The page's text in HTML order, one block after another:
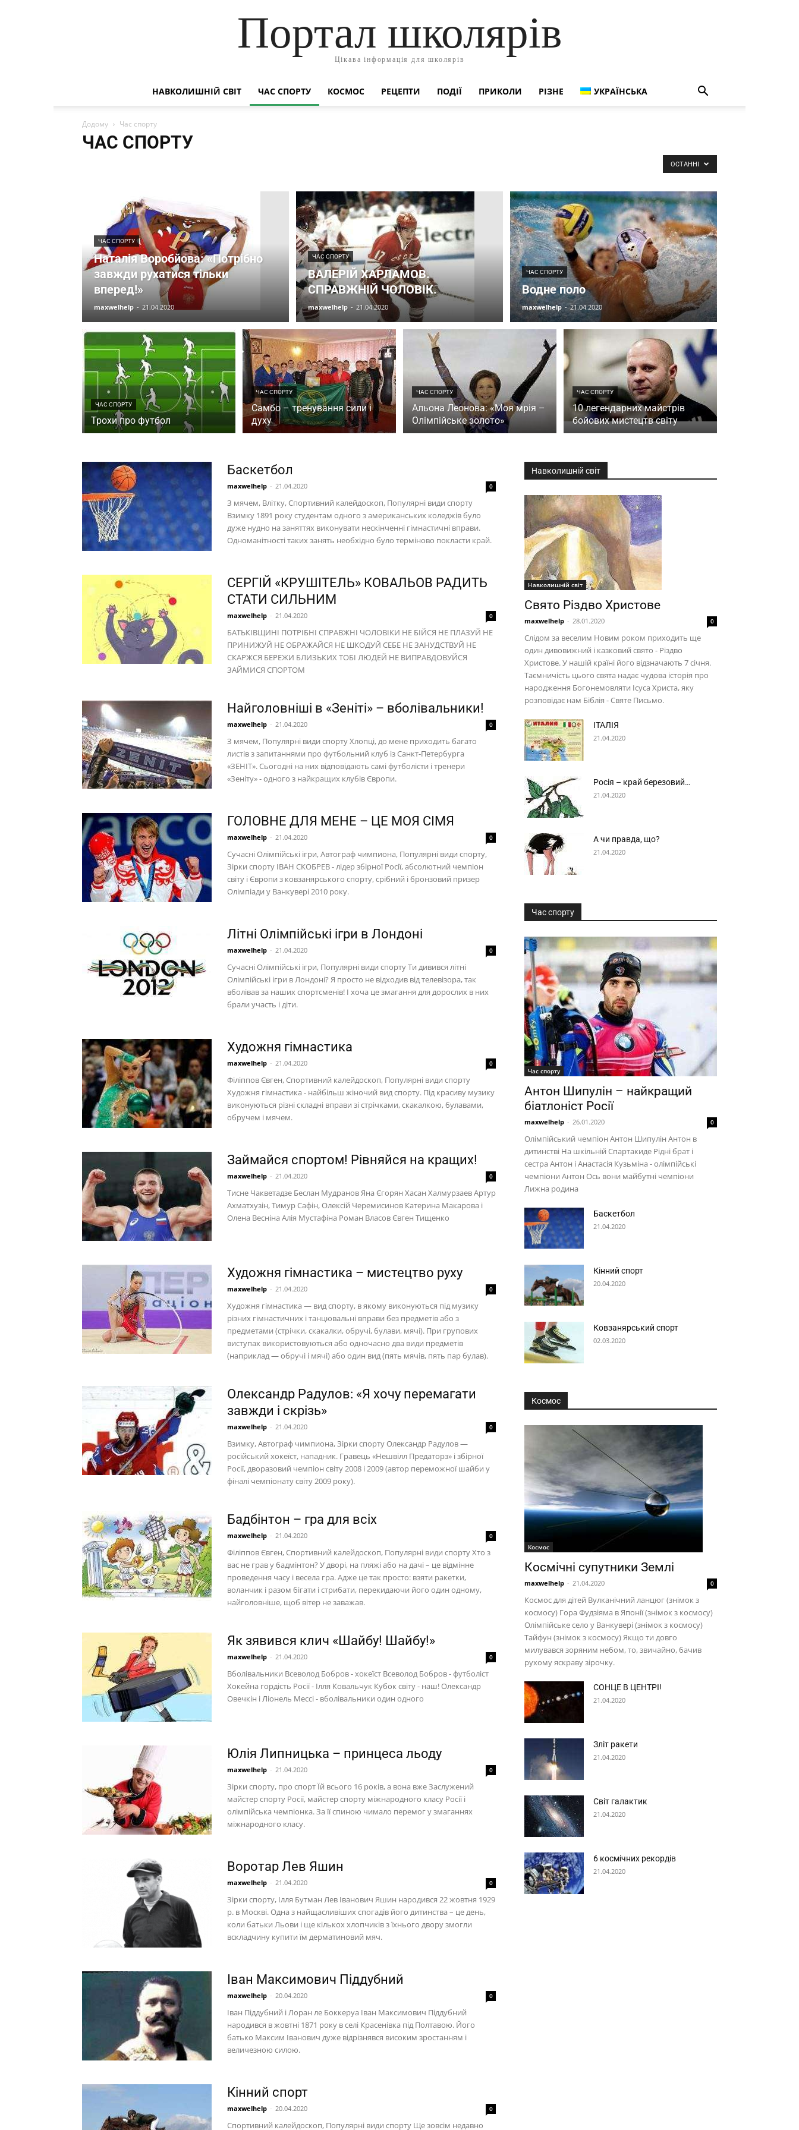
Портал школярів
Цікава інформація для школярів
НАВКОЛИШНІЙ СВІТ ЧАС СПОРТУ КОСМОС РЕЦЕПТИ ПОДІЇ ПРИКОЛИ РІЗНЕ УКРАЇНСЬКА
Додому Час спорту
ЧАС СПОРТУ
ОСТАННІ
ЧАС СПОРТУ
Наталія Воробйова: «Потрібно
завжди рухатися тільки
вперед!»
maxwelhelp - 21.04.2020
ЧАС СПОРТУ
ВАЛЕРІЙ ХАРЛАМОВ.
СПРАВЖНІЙ ЧОЛОВІК.
maxwelhelp - 21.04.2020
ЧАС СПОРТУ
Водне поло
maxwelhelp - 21.04.2020
ЧАС СПОРТУ
Трохи про футбол
ЧАС СПОРТУ
Самбо – тренування сили і
духу
ЧАС СПОРТУ
Альона Леонова: «Моя мрія –
Олімпійське золото»
ЧАС СПОРТУ
10 легендарних майстрів
бойових мистецтв світу
Баскетбол
maxwelhelp - 21.04.2020 0
З мячем, Влітку, Спортивний калейдоскоп, Популярні види спорту
Взимку 1891 року студентам одного з американських коледжів було
дуже нудно на заняттях виконувати нескінченні гімнастичні вправи.
Одноманітності таких занять необхідно було терміново покласти край.
СЕРГІЙ «КРУШІТЕЛЬ» КОВАЛЬОВ РАДИТЬ
СТАТИ СИЛЬНИМ
maxwelhelp - 21.04.2020 0
БАТЬКІВЩИНІ ПОТРІБНІ СПРАВЖНІ ЧОЛОВІКИ НЕ БІЙСЯ НЕ ПЛАЗУЙ НЕ
ПРИНИЖУЙ НЕ ОБРАЖАЙСЯ НЕ ШКОДУЙ СЕБЕ НЕ ЗАНУДСТВУЙ НЕ
СКАРЖСЯ БЕРЕЖИ БЛИЗЬКИХ ТОБІ ЛЮДЕЙ НЕ ВИПРАВДОВУЙСЯ
ЗАЙМИСЯ СПОРТОМ
Найголовніші в «Зеніті» – вболівальники!
maxwelhelp - 21.04.2020 0
З мячем, Популярні види спорту Хлопці, до мене приходить багато
листів з запитаннями про футбольний клуб із Санкт-Петербурга
«ЗЕНІТ». Сьогодні на них відповідають самі футболісти і тренери
«Зеніту» - одного з найкращих клубів Європи.
ГОЛОВНЕ ДЛЯ МЕНЕ – ЦЕ МОЯ СІМЯ
maxwelhelp - 21.04.2020 0
Сучасні Олімпійські ігри, Автограф чимпиона, Популярні види спорту,
Зірки спорту ІВАН СКОБРЕВ - лідер збірної Росії, абсолютний чемпіон
світу і Європи з ковзанярського спорту, срібний і бронзовий призер
Олімпіади у Ванкувері 2010 року.
Літні Олімпійські ігри в Лондоні
maxwelhelp - 21.04.2020 0
Сучасні Олімпійські ігри, Популярні види спорту Ти дивився літні
Олімпійські ігри в Лондоні? Я просто не відходив від телевізора, так
вболівав за наших спортсменів! І хоча це змагання для дорослих в них
брали участь і діти.
Художня гімнастика
maxwelhelp - 21.04.2020 0
Філіппов Євген, Спортивний калейдоскоп, Популярні види спорту
Художня гімнастика - найбільш жіночий вид спорту. Під красиву музику
виконуються різні складні вправи зі стрічками, скакалкою, булавами,
обручем і мячем.
Займайся спортом! Рівняйся на кращих!
maxwelhelp - 21.04.2020 0
Тисне Чакветадзе Беслан Мудранов Яна Єгорян Хасан Халмурзаев Артур
Ахматхузін, Тимур Сафін, Олексій Черемисинов Катерина Макарова і
Олена Весніна Алія Мустафіна Роман Власов Євген Тищенко
Художня гімнастика – мистецтво руху
maxwelhelp - 21.04.2020 0
Художня гімнастика — вид спорту, в якому виконуються під музику
різних гімнастичних і танцювальні вправи без предметів або з
предметами (стрічки, скакалки, обручі, булави, мячі). При групових
виступах використовуються або одночасно два види предметів
(наприклад — обручі і мячі) або один вид (пять мячів, пять пар булав).
Олександр Радулов: «Я хочу перемагати
завжди і скрізь»
maxwelhelp - 21.04.2020 0
Взимку, Автограф чимпиона, Зірки спорту Олександр Радулов —
російський хокеїст, нападник. Гравець «Нешвілл Предаторз» і збірної
Росії, дворазовий чемпіон світу 2008 і 2009 (автор переможної шайби у
фіналі чемпіонату світу 2009 року).
Бадбінтон – гра для всіх
maxwelhelp - 21.04.2020 0
Філіппов Євген, Спортивний калейдоскоп, Популярні види спорту Хто з
вас не грав у бадмінтон? У дворі, на пляжі або на дачі – це відмінне
проведення часу і весела гра. Адже це так просто: взяти ракетки,
воланчик і разом бігати і стрибати, перекидаючи його один одному,
найголовніше, щоб вітер не заважав.
Як зявився клич «Шайбу! Шайбу!»
maxwelhelp - 21.04.2020 0
Вболівальники Всеволод Бобров - хокеїст Всеволод Бобров - футболіст
Хокейна гордість Росії - Ілля Ковальчук Кубок світу - наш! Олександр
Овечкін і Ліонель Мессі - вболівальники один одного
Юлія Липницька – принцеса льоду
maxwelhelp - 21.04.2020 0
Зірки спорту, про спорт Їй всього 16 років, а вона вже Заслужений
майстер спорту Росії, майстер спорту міжнародного класу Росії і
олімпійська чемпіонка. За її спиною чимало перемог у змаганнях
міжнародного класу.
Воротар Лев Яшин
maxwelhelp - 21.04.2020 0
Зірки спорту, Ілля Бутман Лев Іванович Яшин народився 22 жовтня 1929
р. в Москві. Одна з найщасливіших спогадів його дитинства – це день,
коли батьки Льови і ще кількох хлопчиків з їхнього двору змогли
вскладчину купити їм дерматиновий мяч.
Іван Максимович Піддубний
maxwelhelp - 20.04.2020 0
Іван Піддубний і Лоран ле Боккеруа Іван Максимович Піддубний
народився в жовтні 1871 року в селі Красенівка під Полтавою. Його
батько Максим Іванович дуже відрізнявся високим зростанням і
величезною силою.
Кінний спорт
maxwelhelp - 20.04.2020 0
Спортивний калейдоскоп, Популярні види спорту Ще зовсім недавно
Навколишній світ
Навколишній світ
Свято Різдво Христове
maxwelhelp - 28.01.2020 0
Слідом за веселим Новим роком приходить ще
один дивовижний і казковий свято - Різдво
Христове. У нашій країні його відзначають 7 січня.
Таємничість цього свята надає чудова історія про
народження Богонемовляти Ісуса Христа, яку
розповідає нам Біблія - Святе Письмо.
ІТАЛІЯ
21.04.2020
Росія – край березовий…
21.04.2020
А чи правда, що?
21.04.2020
Час спорту
Час спорту
Антон Шипулін – найкращий
біатлоніст Росії
maxwelhelp - 26.01.2020 0
Олімпійський чемпіон Антон Шипулін Антон в
дитинстві На шкільній Спартакиде Рідні брат і
сестра Антон і Анастасія Кузьміна - олімпійські
чемпіони Антон Ось вони майбутні чемпіони
Лижна родина
Баскетбол
21.04.2020
Кінний спорт
20.04.2020
Ковзанярський спорт
02.03.2020
Космос
Космос
Космічні супутники Землі
maxwelhelp - 21.04.2020 0
Космос для дітей Вулканічний ланцюг (знімок з
космосу) Гора Фудзіяма в Японії (знімок з космосу)
Олімпійське село у Ванкувері (знімок з космосу)
Тайфун (знімок з космосу) Якщо ти довго
милувався зоряним небом, то, звичайно, бачив
рухому яскраву зірочку.
СОНЦЕ В ЦЕНТРІ!
21.04.2020
Зліт ракети
21.04.2020
Світ галактик
21.04.2020
6 космічних рекордів
21.04.2020